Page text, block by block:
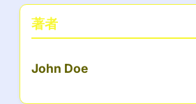
著者
John Doe